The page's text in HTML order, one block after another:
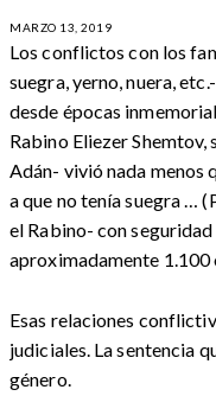
MARZO 13, 2019
Los conflictos con los
suegra, yerno, nuera,
desde épocas
Rabino Eliezer
Adán- vivió nada menos
a que no tenía suegra …
el Rabino- con
aproximadamente 1.100
Esas relaciones
judiciales. La sentencia
género.